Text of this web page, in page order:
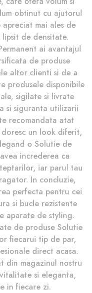
obtinut cu ajutorul
mai ales de
de densitate.
ai avantajul
de produse
altor clienti si de a
produsele disponibile
sigilate si livrate
si siguranta utilizarii
recomandata atat
un look diferit,
o Solutie de
increderea ca
iar parul tau
In concluzie,
perfecta pentru cei
si bucle rezistente
aparate de styling.
de produse Solutie
fiecarui tip de par,
direct acasa.
din magazinul nostru
si eleganta,
in fiecare zi.